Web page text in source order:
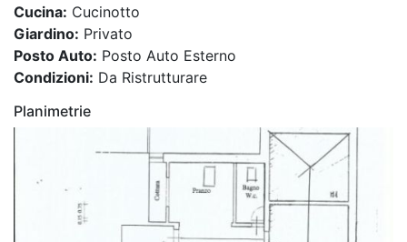
Cucina: Cucinotto
Giardino: Privato
Posto Auto: Posto Auto Esterno
Condizioni: Da Ristrutturare
Planimetrie